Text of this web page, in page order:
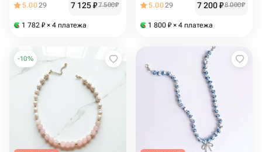
5.0029 7 125₽7 500₽
1 782 ₽ × 4 платежа
5.0029 7 200₽8 000₽
1 800 ₽ × 4 платежа
-10%